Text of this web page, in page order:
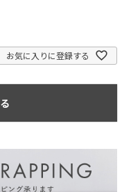
お気に入りに登録する